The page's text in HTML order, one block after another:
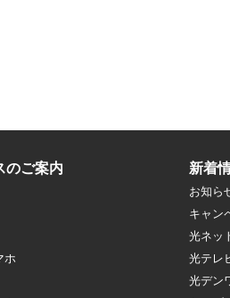
のご案内
ホ
新着
お知ら
キャン
光ネッ
光テレ
光デン